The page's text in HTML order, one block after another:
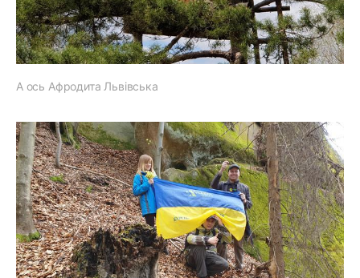
А ось Афродита Львівська